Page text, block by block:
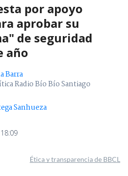
por apoyo
aprobar su
de seguridad
año
Barra
Radio Bío Bío Santiago
Sanhueza
Ética y transparencia de BBCL